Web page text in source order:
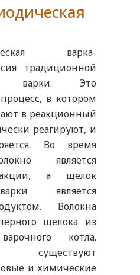
варка-
традиционной
варки. Это
в котором
в реакционный
реагируют, и
Во время
является
а щёлок
является
Волокна
щелока из
котла.
существуют
и химические